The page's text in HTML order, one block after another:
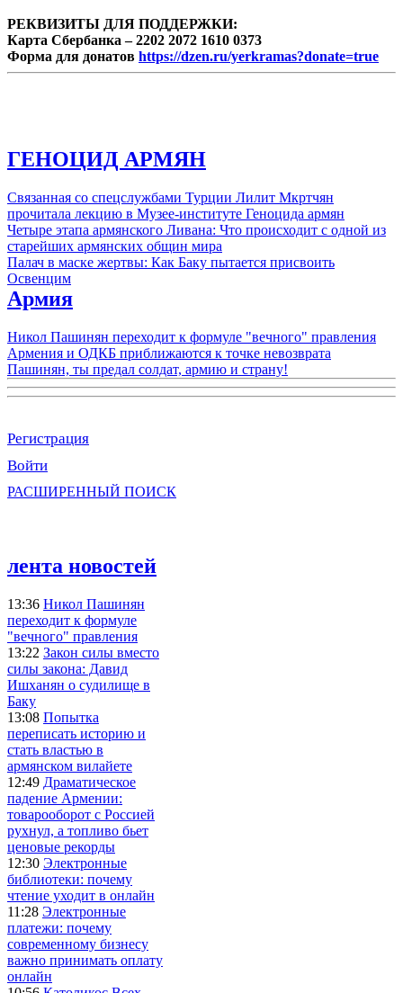
РЕКВИЗИТЫ ДЛЯ ПОДДЕРЖКИ:
Карта Сбербанка – 2202 2072 1610 0373
Форма для донатов https://dzen.ru/yerkramas?donate=true
ГЕНОЦИД АРМЯН
Связанная со спецслужбами Турции Лилит Мкртчян
прочитала лекцию в Музее-институте Геноцида армян
Четыре этапа армянского Ливана: Что происходит с одной из
старейших армянских общин мира
Палач в маске жертвы: Как Баку пытается присвоить
Освенцим
Армия
Никол Пашинян переходит к формуле "вечного" правления
Армения и ОДКБ приближаются к точке невозврата
Пашинян, ты предал солдат, армию и страну!
Регистрация
Войти
РАСШИРЕННЫЙ ПОИСК
лента новостей
13:36 Никол Пашинян
переходит к формуле
"вечного" правления
13:22 Закон силы вместо
силы закона: Давид
Ишханян о судилище в
Баку
13:08 Попытка
переписать историю и
стать властью в
армянском вилайете
12:49 Драматическое
падение Армении:
товарооборот с Россией
рухнул, а топливо бьет
ценовые рекорды
12:30 Электронные
библиотеки: почему
чтение уходит в онлайн
11:28 Электронные
платежи: почему
современному бизнесу
важно принимать оплату
онлайн